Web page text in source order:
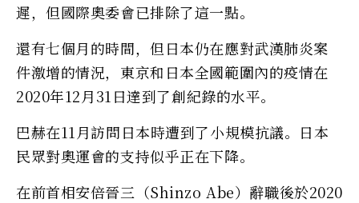
遲，但國際奧委會已排除了這一點。
還有七個月的時間，但日本仍在應對武漢肺炎案
件激增的情況，東京和日本全國範圍內的疫情在
2020年12月31日達到了創紀錄的水平。
巴赫在11月訪問日本時遭到了小規模抗議。日本
民眾對奧運會的支持似乎正在下降。
在前首相安倍晉三（Shinzo Abe）辭職後於2020